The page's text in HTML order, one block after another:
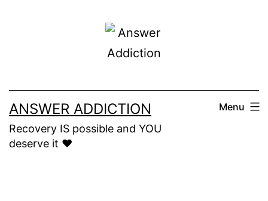
ANSWER ADDICTION
Recovery IS possible and YOU
deserve it ❤️
Menu